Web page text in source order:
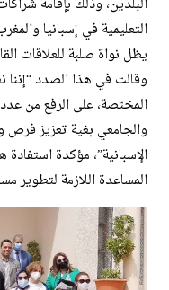
التعليمية في إسبانيا
يظل نواة صلبة للعلاقات
وقالت في هذا الصدد “إننا
المختصة، على الرفع من عدد
والجامعي بغية تعزيز فرص
الإسبانية”، مؤكدة
المساعدة اللازمة لتطوير